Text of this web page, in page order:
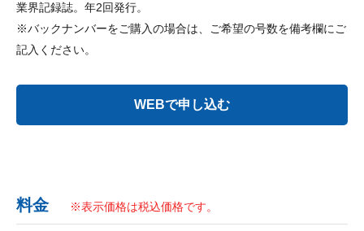
業界記録誌。年2回発行。
※バックナンバーをご購入の場合は、ご希望の号数を備考欄にご
記入ください。
料金 ※表示価格は税込価格です。